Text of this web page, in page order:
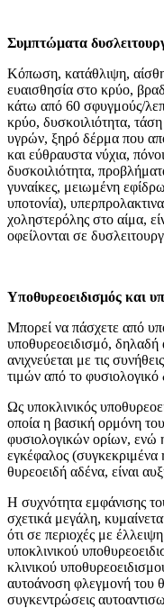
Συμπτώματα
Κόπωση, κατάθλιψη,
ευαισθησία στο κρύο,
κάτω από 60 σφυγμούς/
κρύο, δυσκοιλιότητα,
υγρών, ξηρό δέρμα που
και εύθραυστα νύχια,
δυσκοιλιότητα,
γυναίκες, μειωμένη
υποτονία),
χοληστερόλης στο αίμα,
οφείλονται σε
Υποθυρεοειδισμός και
Μπορεί να πάσχετε από
υποθυρεοειδισμό,
ανιχνεύεται με τις
τιμών από το φυσιολογικό
Ως υποκλινικός
οποία η βασική ορμόνη
φυσιολογικών ορίων, ενώ
εγκέφαλος (συγκεκριμένα
θυρεοειδή αδένα, είναι
Η συχνότητα εμφάνισης
σχετικά μεγάλη,
ότι σε περιοχές με
υποκλινικού
κλινικού
αυτοάνοση φλεγμονή του
συγκεντρώσεις